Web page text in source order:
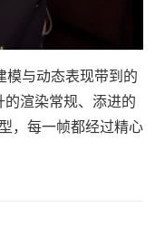
模与动态表现带到的
渲染常规、添进的
，每一帧都经过精心